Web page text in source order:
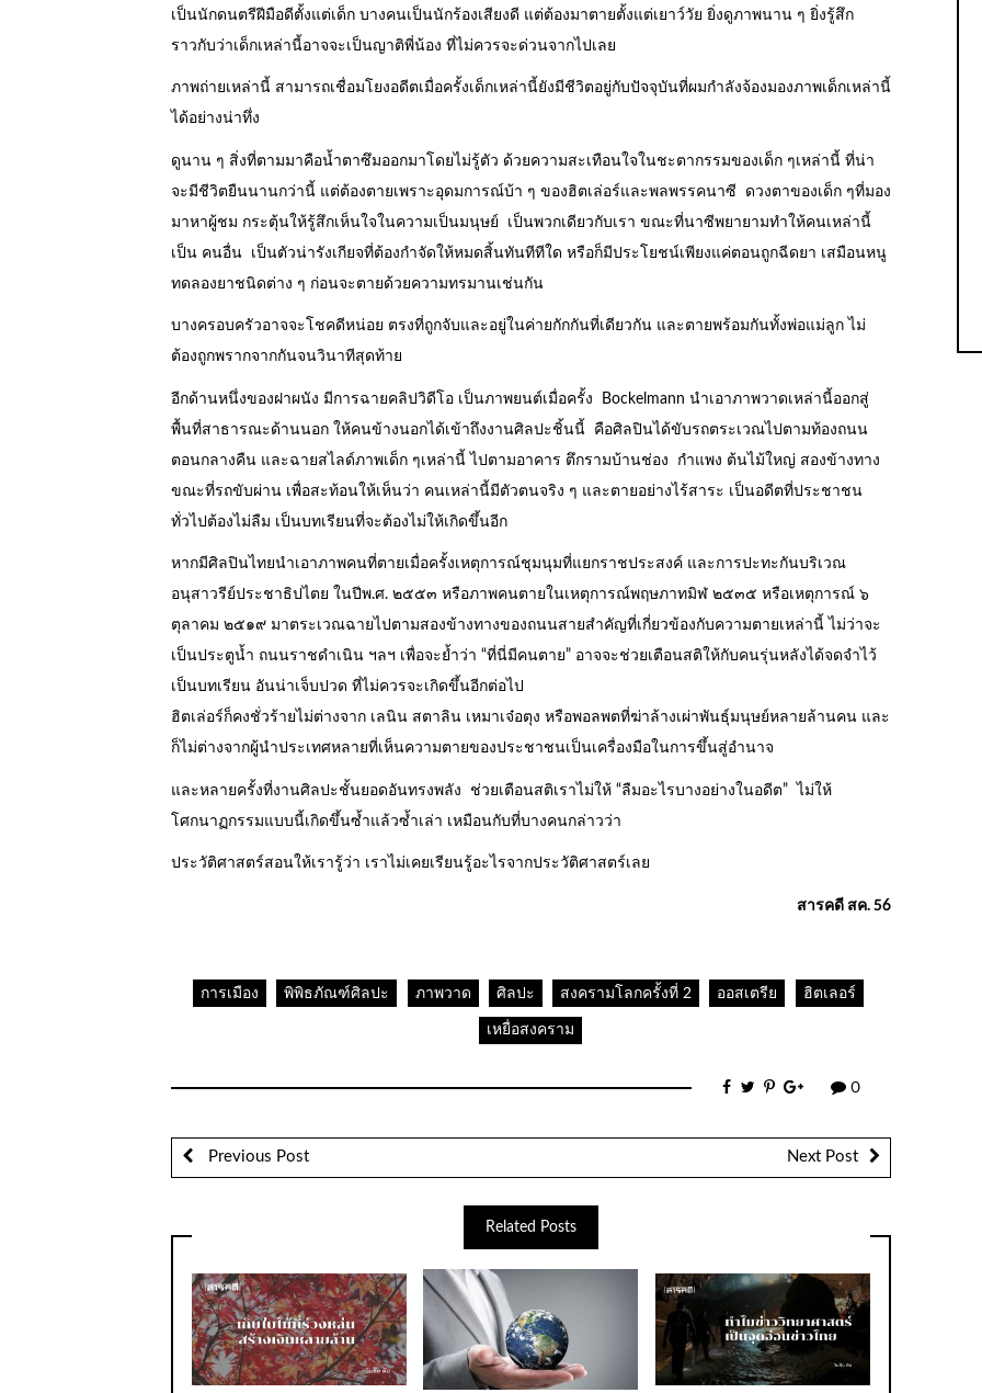
เป็นนักดนตรีฝีมือดีตั้งแต่เด็ก บางคนเป็นนักร้องเสียงดี แต่ต้องมาตายตั้งแต่เยาว์วัย ยิ่งดูภาพนาน ๆ ยิ่งรู้สึก
ราวกับว่าเด็กเหล่านี้อาจจะเป็นญาติพี่น้อง ที่ไม่ควรจะด่วนจากไปเลย
ภาพถ่ายเหล่านี้ สามารถเชื่อมโยงอดีตเมื่อครั้งเด็กเหล่านี้ยังมีชีวิตอยู่กับปัจจุบันที่ผมกำลังจ้องมองภาพเด็กเหล่านี้
ได้อย่างน่าทึ่ง
ดูนาน ๆ สิ่งที่ตามมาคือน้ำตาซึมออกมาโดยไม่รู้ตัว ด้วยความสะเทือนใจในชะตากรรมของเด็ก ๆเหล่านี้ ที่น่า
จะมีชีวิตยืนนานกว่านี้ แต่ต้องตายเพราะอุดมการณ์บ้า ๆ ของฮิตเล่อร์และพลพรรคนาซี ดวงตาของเด็ก ๆที่มอง
มาหาผู้ชม กระตุ้นให้รู้สึกเห็นใจในความเป็นมนุษย์ เป็นพวกเดียวกับเรา ขณะที่นาซีพยายามทำให้คนเหล่านี้
เป็น คนอื่น เป็นตัวน่ารังเกียจที่ต้องกำจัดให้หมดสิ้นทันทีทีใด หรือก็มีประโยชน์เพียงแค่ตอนถูกฉีดยา เสมือนหนู
ทดลองยาชนิดต่าง ๆ ก่อนจะตายด้วยความทรมานเช่นกัน
บางครอบครัวอาจจะโชคดีหน่อย ตรงที่ถูกจับและอยู่ในค่ายกักกันที่เดียวกัน และตายพร้อมกันทั้งพ่อแม่ลูก ไม่
ต้องถูกพรากจากกันจนวินาทีสุดท้าย
อีกด้านหนึ่งของฝาผนัง มีการฉายคลิปวิดีโอ เป็นภาพยนต์เมื่อครั้ง Bockelmann นำเอาภาพวาดเหล่านี้ออกสู่
พื้นที่สาธารณะด้านนอก ให้คนข้างนอกได้เข้าถึงงานศิลปะชิ้นนี้ คือศิลปินได้ขับรถตระเวณไปตามท้องถนน
ตอนกลางคืน และฉายสไลด์ภาพเด็ก ๆเหล่านี้ ไปตามอาคาร ตึกรามบ้านช่อง กำแพง ต้นไม้ใหญ่ สองข้างทาง
ขณะที่รถขับผ่าน เพื่อสะท้อนให้เห็นว่า คนเหล่านี้มีตัวตนจริง ๆ และตายอย่างไร้สาระ เป็นอดีตที่ประชาชน
ทั่วไปต้องไม่ลืม เป็นบทเรียนที่จะต้องไม่ให้เกิดขึ้นอีก
หากมีศิลปินไทยนำเอาภาพคนที่ตายเมื่อครั้งเหตุการณ์ชุมนุมที่แยกราชประสงค์ และการปะทะกันบริเวณ
อนุสาวรีย์ประชาธิปไตย ในปีพ.ศ. ๒๕๕๓ หรือภาพคนตายในเหตุการณ์พฤษภาทมิฬ ๒๕๓๕ หรือเหตุการณ์ ๖
ตุลาคม ๒๕๑๙ มาตระเวณฉายไปตามสองข้างทางของถนนสายสำคัญที่เกี่ยวข้องกับความตายเหล่านี้ ไม่ว่าจะ
เป็นประตูน้ำ ถนนราชดำเนิน ฯลฯ เพื่อจะย้ำว่า “ที่นี่มีคนตาย” อาจจะช่วยเตือนสติให้กับคนรุ่นหลังได้จดจำไว้
เป็นบทเรียน อันน่าเจ็บปวด ที่ไม่ควรจะเกิดขึ้นอีกต่อไป
ฮิตเล่อร์ก็คงชั่วร้ายไม่ต่างจาก เลนิน สตาลิน เหมาเจ๋อตุง หรือพอลพตที่ฆ่าล้างเผ่าพันธุ์มนุษย์หลายล้านคน และ
ก็ไม่ต่างจากผู้นำประเทศหลายที่เห็นความตายของประชาชนเป็นเครื่องมือในการขึ้นสู่อำนาจ
และหลายครั้งที่งานศิลปะชั้นยอดอันทรงพลัง ช่วยเตือนสติเราไม่ให้ “ลืมอะไรบางอย่างในอดีต” ไม่ให้
โศกนาฏกรรมแบบนี้เกิดขึ้นซ้ำแล้วซ้ำเล่า เหมือนกับที่บางคนกล่าวว่า
ประวัติศาสตร์สอนให้เรารู้ว่า เราไม่เคยเรียนรู้อะไรจากประวัติศาสตร์เลย
สารคดี สค. 56
การเมือง พิพิธภัณฑ์ศิลปะ ภาพวาด ศิลปะ สงครามโลกครั้งที่ 2 ออสเตรีย ฮิตเลอร์
เหยื่อสงคราม
0
Previous Post Next Post
Related Posts